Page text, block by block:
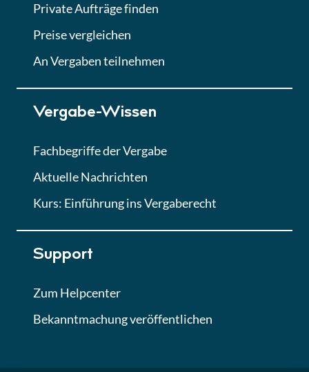
Lektion 6
Abgabe von Angeboten
Lektion
Lektion 7
Finales Quiz
Private Aufträge finden
Preise vergleichen
An Vergaben teilnehmen
Vergabe-Wissen
Fachbegriffe der Vergabe
Aktuelle Nachrichten
Kurs: Einführung ins Vergaberecht
Support
Zum Helpcenter
Bekanntmachung veröffentlichen